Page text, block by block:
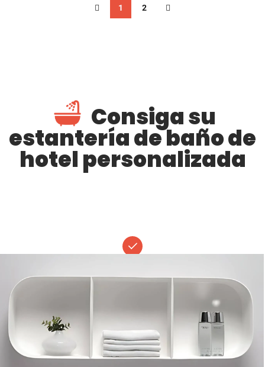
1 2
Consiga su
estantería de baño de
hotel personalizada
En KKR, nuestro equipo de diseño es experto en abordar las
demandas cambiantes de la industria hotelera. Al estar a la
vanguardia de las últimas tendencias, creamos estantes de baño
innovadores que causan una impresión duradera. Ya sea que
diseñemos estantes de baño personalizados o empotrados,
nuestro objetivo es brindarles a nuestros clientes diseños
excepcionales que puedan ayudarlos a destacarse en la industria.